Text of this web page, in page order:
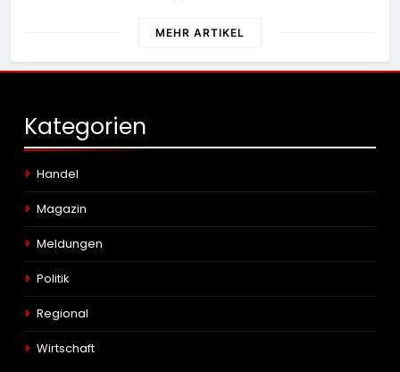
MEHR ARTIKEL
Kategorien
Handel
Magazin
Meldungen
Politik
Regional
Wirtschaft